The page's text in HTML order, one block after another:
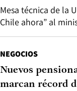
Mesa técnica de la
Chile ahora” al
NEGOCIOS
Nuevos
marcan récord